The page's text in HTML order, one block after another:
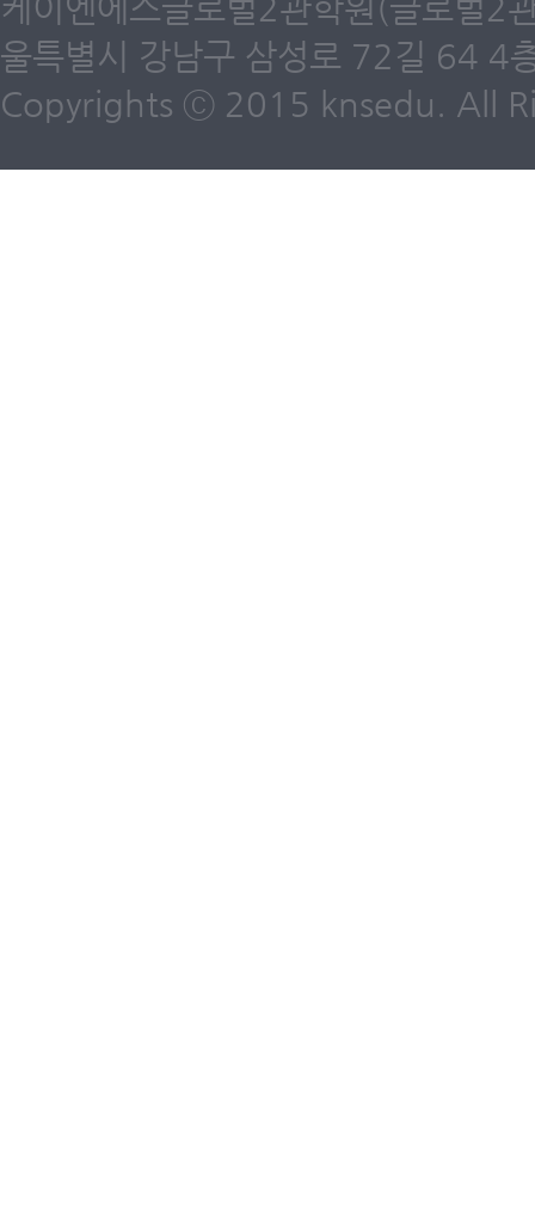
케이엔에스글로벌2관학원(글로벌
울특별시 강남구 삼성로 72길 64
Copyrights ⓒ 2015 knsedu. All